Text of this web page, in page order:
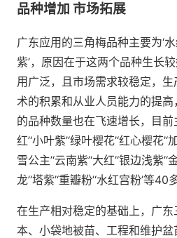
品种增加 市场拓展
广东应用的三角梅品种主要为‘
紫’，原因在于这两个品种生长
用广泛，且市场需求较稳定，
术的积累和从业人员能力的提
的品种数量也在飞速增长，目前
红’‘小叶紫’‘绿叶樱花’‘红心樱花’‘
雪公主’‘云南紫’‘大红’‘银边浅紫
龙’‘塔紫’‘重瓣粉’‘水红宫粉’等40
在生产相对稳定的基础上，广
本、小袋地被苗、工程和维护